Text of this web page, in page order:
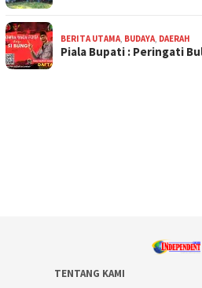
BERITA UTAMA, BUDAYA, DAERAH
Piala Bupati : Peringati
TENTANG KAMI